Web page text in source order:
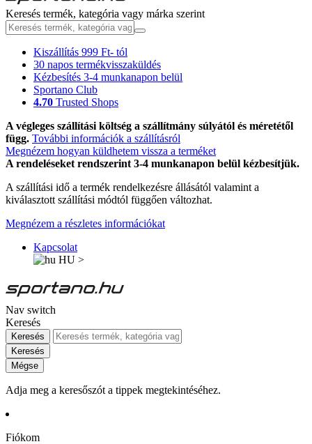
Keresés termék, kategória vagy márka szerint
Kiszállítás 999 Ft- tól
30 napos termékvisszaküldés
Kézbesítés 3-4 munkanapon belül
Sportano Club
4.70 Trusted Shops
A végleges szállítási költség a szállítmány súlyától és méretétől
függ. További információk a szállításról
Megnézem hogyan küldhetem vissza a terméket
A rendeléseket rendszerint 3-4 munkanapon belül kézbesítjük.
A szállítási idő a termék rendelkezésre állásától valamint a
kiválasztott szállítási módtól függően változhat.
Megnézem a részletes információkat
Kapcsolat
HU >
Nav switch
Keresés
Keresés
Keresés
Mégse
Adja meg a keresőszót a tippek megtekintéséhez.
Fiókom